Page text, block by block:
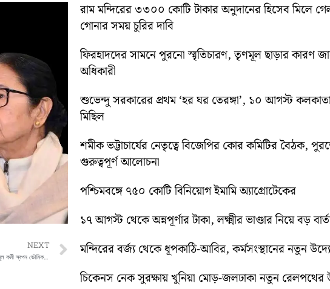
NEXT
ময়নার BJP নেতা বিজয়কৃষ্ণ ভূঞ্যার খুনে তৃণমূল কর্মী স্বপন ভৌমিককে গ্রেফতার করলো NIA Next
রাম মন্দিরের ৩৩০০ কোটি টাকার অনুদানের হিসেব মিলে
গোনার সময় চুরির দাবি
ফিরহাদদের সামনে পুরনো স্মৃতিচারণ, তৃণমূল ছাড়ার কারণ
অধিকারী
শুভেন্দু সরকারের প্রথম ‘হর ঘর তেরঙ্গা’, ১০ আগস্ট
মিছিল
শমীক ভট্টাচার্যের নেতৃত্বে বিজেপির কোর কমিটির বৈঠক,
গুরুত্বপূর্ণ আলোচনা
পশ্চিমবঙ্গে ৭৫০ কোটি বিনিয়োগ ইমামি অ্যাগ্রোটেকের
১৭ আগস্ট থেকে অন্নপূর্ণার টাকা, লক্ষ্মীর ভাণ্ডার নিয়ে বড়
মন্দিরের বর্জ্য থেকে ধূপকাঠি-আবির, কর্মসংস্থানের নতুন
চিকেনস নেক সুরক্ষায় খুনিয়া মোড়-জলঢাকা নতুন রেলপথের